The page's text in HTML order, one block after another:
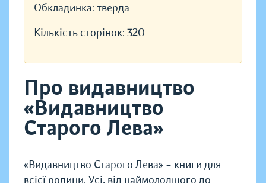
Обкладинка: тверда
Кількість сторінок: 320
Про видавництво
«Видавництво
Старого Лева»
«Видавництво Старого Лева» – книги для
всієї родини. Усі, від наймолодшого до